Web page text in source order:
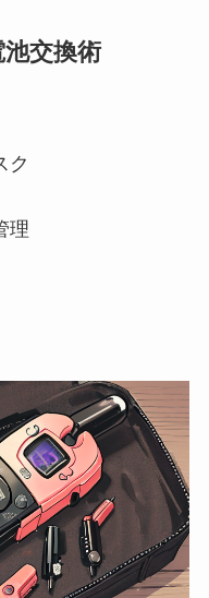
交換術
ク
理